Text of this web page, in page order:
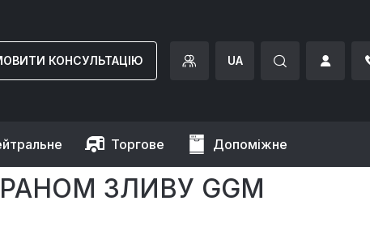
КОНСУЛЬТАЦІЮ UA
Торгове Допоміжне
Gastro
ЗЛИВУ GGM